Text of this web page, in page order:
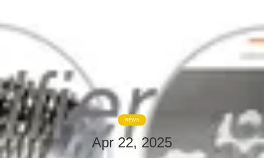
OVER
FABRIEKSTOCHT
KWALITEITSCONTROLE
NEWS
Apr 22, 2025